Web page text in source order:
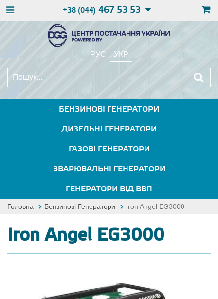
+38 (044) 467 53 53
РУС УКР
БЕНЗИНОВІ ГЕНЕРАТОРИ
ДИЗЕЛЬНІ ГЕНЕРАТОРИ
ГАЗОВІ ГЕНЕРАТОРИ
ЗВАРЮВАЛЬНІ ГЕНЕРАТОРИ
ГЕНЕРАТОРИ ВІД ВВП
Головна Бензинові Генератори Iron Angel EG3000
Iron Angel EG3000